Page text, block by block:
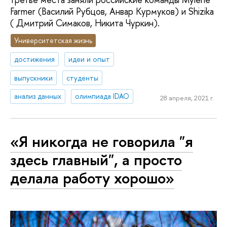
Farmer (Василий Рубцов, Анвар Курмуков) и Shizika
( Дмитрий Симаков, Никита Чуркин).
Университетская жизнь
достижения
идеи и опыт
выпускники
студенты
анализ данных
олимпиада IDAO 28 апреля, 2021 г.
«Я никогда не говорила "я
здесь главный", а просто
делала работу хорошо»